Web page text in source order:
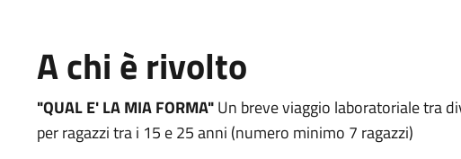
A chi è rivolto
"QUAL E' LA MIA FORMA"Un breve viaggio laboratoriale tra
per ragazzi tra i 15 e 25 anni (numero minimo 7 ragazzi)